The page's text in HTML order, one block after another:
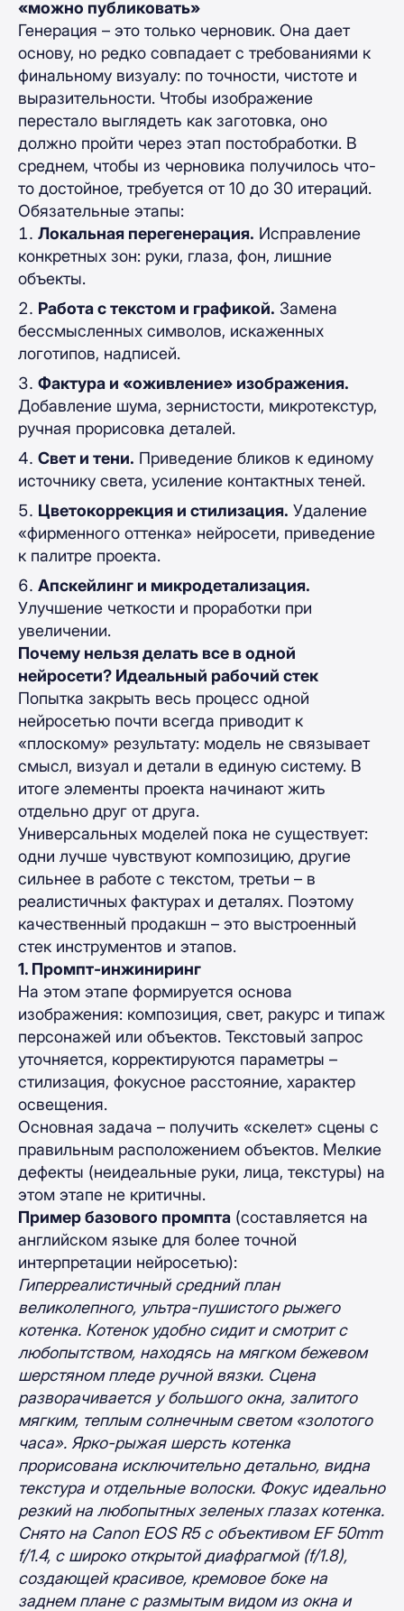
«можно публиковать»
Генерация – это только черновик. Она дает
основу, но редко совпадает с требованиями к
финальному визуалу: по точности, чистоте и
выразительности. Чтобы изображение
перестало выглядеть как заготовка, оно
должно пройти через этап постобработки. В
среднем, чтобы из черновика получилось что-
то достойное, требуется от 10 до 30 итераций.
Обязательные этапы:
Локальная перегенерация. Исправление
конкретных зон: руки, глаза, фон, лишние
объекты.
Работа с текстом и графикой. Замена
бессмысленных символов, искаженных
логотипов, надписей.
Фактура и «оживление» изображения.
Добавление шума, зернистости, микротекстур,
ручная прорисовка деталей.
Свет и тени. Приведение бликов к единому
источнику света, усиление контактных теней.
Цветокоррекция и стилизация. Удаление
«фирменного оттенка» нейросети, приведение
к палитре проекта.
Апскейлинг и микродетализация.
Улучшение четкости и проработки при
увеличении.
Почему нельзя делать все в одной
нейросети? Идеальный рабочий стек
Попытка закрыть весь процесс одной
нейросетью почти всегда приводит к
«плоскому» результату: модель не связывает
смысл, визуал и детали в единую систему. В
итоге элементы проекта начинают жить
отдельно друг от друга.
Универсальных моделей пока не существует:
одни лучше чувствуют композицию, другие
сильнее в работе с текстом, третьи – в
реалистичных фактурах и деталях. Поэтому
качественный продакшн – это выстроенный
стек инструментов и этапов.
1. Промпт-инжиниринг
На этом этапе формируется основа
изображения: композиция, свет, ракурс и типаж
персонажей или объектов. Текстовый запрос
уточняется, корректируются параметры –
стилизация, фокусное расстояние, характер
освещения.
Основная задача – получить «скелет» сцены с
правильным расположением объектов. Мелкие
дефекты (неидеальные руки, лица, текстуры) на
этом этапе не критичны.
Пример базового промпта (составляется на
английском языке для более точной
интерпретации нейросетью):
Гиперреалистичный средний план
великолепного, ультра-пушистого рыжего
котенка. Котенок удобно сидит и смотрит с
любопытством, находясь на мягком бежевом
шерстяном пледе ручной вязки. Сцена
разворачивается у большого окна, залитого
мягким, теплым солнечным светом «золотого
часа». Ярко-рыжая шерсть котенка
прорисована исключительно детально, видна
текстура и отдельные волоски. Фокус идеально
резкий на любопытных зеленых глазах котенка.
Снято на Canon EOS R5 с объективом EF 50mm
f/1.4, с широко открытой диафрагмой (f/1.8),
создающей красивое, кремовое боке на
заднем плане с размытым видом из окна и